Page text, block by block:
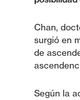
Chan,
surgió en
de
Según la